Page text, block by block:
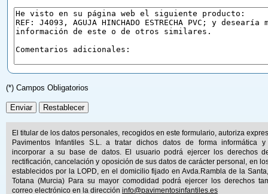
(*) Campos Obligatorios
El titular de los datos personales, recogidos en este formulario, autoriza
Pavimentos Infantiles S.L. a tratar dichos datos de forma informática y
incorporar a su base de datos. El usuario podrá ejercer los derechos
rectificación, cancelación y oposición de sus datos de carácter personal, en
establecidos por la LOPD, en el domicilio fijado en Avda.Rambla de la
Totana (Murcia) Para su mayor comodidad podrá ejercer los derechos
correo electrónico en la dirección info@pavimentosinfantiles.es